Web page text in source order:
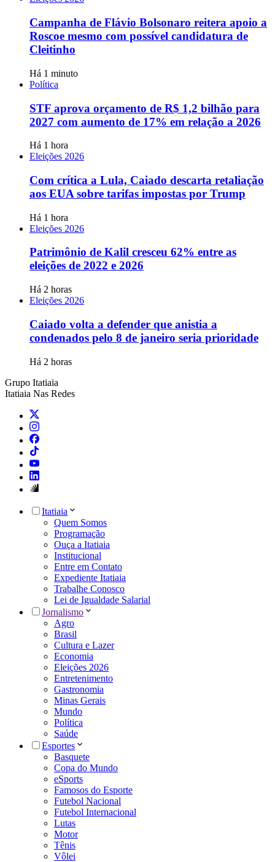
Campanha de Flávio Bolsonaro reitera apoio a
Roscoe mesmo com possível candidatura de
Cleitinho
Há 1 minuto
Política
STF aprova orçamento de R$ 1,2 bilhão para
2027 com aumento de 17% em relação a 2026
Há 1 hora
Eleições 2026
Com crítica a Lula, Caiado descarta retaliação
aos EUA sobre tarifas impostas por Trump
Há 1 hora
Eleições 2026
Patrimônio de Kalil cresceu 62% entre as
eleições de 2022 e 2026
Há 2 horas
Eleições 2026
Caiado volta a defender que anistia a
condenados pelo 8 de janeiro seria prioridade
Há 2 horas
Grupo Itatiaia
Itatiaia Nas Redes
Itatiaia
Quem Somos
Programação
Ouça a Itatiaia
Institucional
Entre em Contato
Expediente Itatiaia
Trabalhe Conosco
Lei de Igualdade Salarial
Jornalismo
Agro
Brasil
Cultura e Lazer
Economia
Eleições 2026
Entretenimento
Gastronomia
Minas Gerais
Mundo
Política
Saúde
Esportes
Basquete
Copa do Mundo
eSports
Famosos do Esporte
Futebol Nacional
Futebol Internacional
Lutas
Motor
Tênis
Vôlei